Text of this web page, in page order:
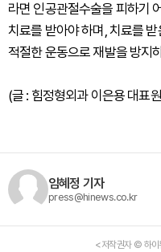
라면 인공관절수술을 피하기
치료를 받아야 하며, 치료를
적절한 운동으로 재발을 방지
(글 : 힘정형외과 이은용 대표
임혜정 기자
press@hinews.co.kr
<저작권자 © 하이